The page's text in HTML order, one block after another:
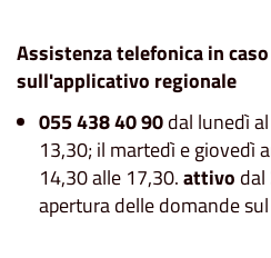
Assistenza telefonica in
sull'applicativo regionale
055 438 40 90dal lunedì
13,30; il martedì e giovedì
14,30 alle 17,30.attivo dal
apertura delle domande